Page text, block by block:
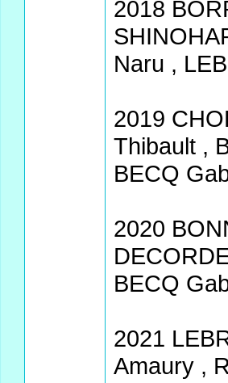
2018
Naru ,
2019
Thibault ,
BECQ
2020
BECQ
2021
Amaury ,